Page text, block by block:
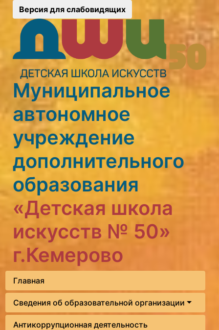
Версия для слабовидящих
Муниципальное
автономное
учреждение
дополнительного
образования
«Детская школа
искусств № 50»
г.Кемерово
Главная
Сведения об образовательной организации
Антикоррупционная деятельность